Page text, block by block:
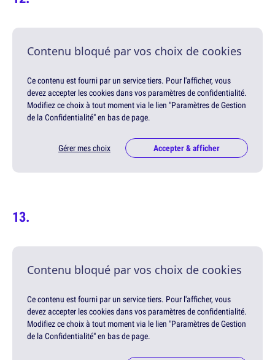
Contenu bloqué par vos choix de cookies
Ce contenu est fourni par un service tiers. Pour l'afficher, vous
devez accepter les cookies dans vos paramètres de confidentialité.
Modifiez ce choix à tout moment via le lien "Paramètres de Gestion
de la Confidentialité" en bas de page.
Gérer mes choix Accepter & afficher
Contenu bloqué par vos choix de cookies
Ce contenu est fourni par un service tiers. Pour l'afficher, vous
devez accepter les cookies dans vos paramètres de confidentialité.
Modifiez ce choix à tout moment via le lien "Paramètres de Gestion
de la Confidentialité" en bas de page.